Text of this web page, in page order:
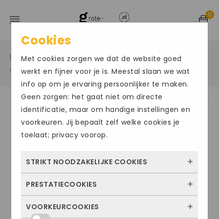
0
Home / Grote maten sportschoenen /
Grote maat zaalschoenen /
Size Chart
Cookies
Met cookies zorgen we dat de website goed
werkt en fijner voor je is. Meestal slaan we wat
info op om je ervaring persoonlijker te maken.
Geen zorgen: het gaat niet om directe
identificatie, maar om handige instellingen en
voorkeuren. Jij bepaalt zelf welke cookies je
toelaat; privacy voorop.
STRIKT NOODZAKELIJKE COOKIES
Deze cookies zorgen ervoor dat de website
kunnen niet worden uitgezet. Meestal
PRESTATIECOOKIES
Met deze cookies zien we hoe vaak onze
VOORKEURCOOKIES